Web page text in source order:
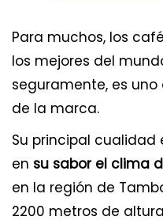
Para muchos, los
los mejores del
seguramente, es
de la marca.
Su principal cualidad
en su sabor el clima
en la región de
2200 metros de